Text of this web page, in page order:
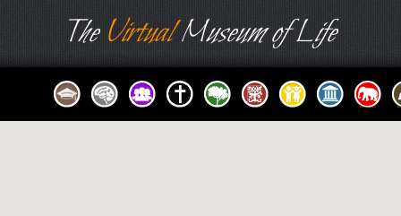
TheVirtualMuseum of Life